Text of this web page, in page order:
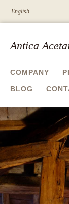
English
Antica
COMPANY
BLOG